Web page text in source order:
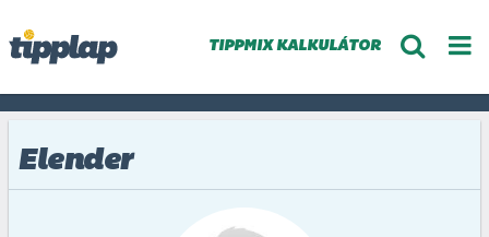
TIPPMIX KALKULÁTOR
Elender